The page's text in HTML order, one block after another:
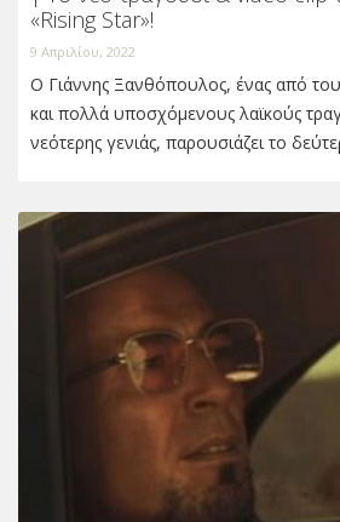
«Rising Star»!
9 Απριλίου, 2022
Ο Γιάννης Ξανθόπουλος, ένας από
και πολλά υποσχόμενους λαϊκούς
νεότερης γενιάς, παρουσιάζει το